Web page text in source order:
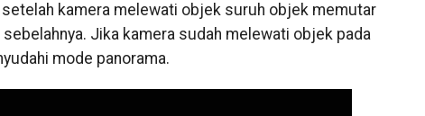
kamera melewati objek suruh objek memutar
Jika kamera sudah melewati objek pada
mode panorama.